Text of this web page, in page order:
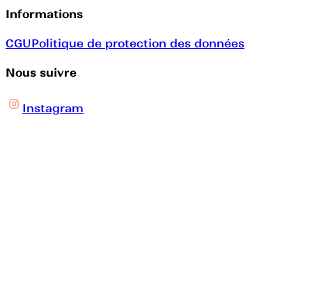
Informations
CGUPolitique de protection des données
Nous suivre
Instagram